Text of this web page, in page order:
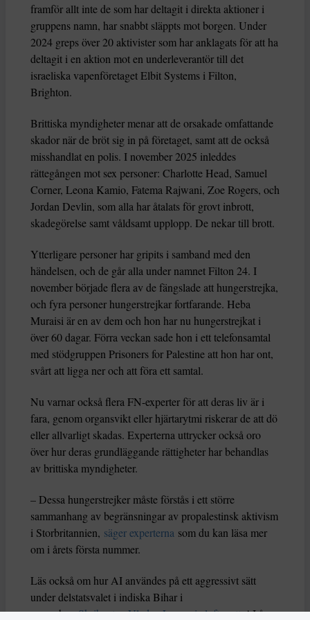
framför allt inte de som har deltagit i direkta aktioner i
gruppens namn, har snabbt släppts mot borgen. Under
2024 greps över 20 aktivister som har anklagats för att ha
deltagit i en aktion mot en underleverantör till det
israeliska vapenföretaget Elbit Systems i Filton,
Brighton.
Brittiska myndigheter menar att de orsakade omfattande
skador när de bröt sig in på företaget, samt att de också
misshandlat en polis. I november 2025 inleddes
rättegången mot sex personer: Charlotte Head, Samuel
Corner, Leona Kamio, Fatema Rajwani, Zoe Rogers, och
Jordan Devlin, som alla har åtalats för grovt inbrott,
skadegörelse samt våldsamt upplopp. De nekar till brott.
Ytterligare personer har gripits i samband med den
händelsen, och de går alla under namnet Filton 24. I
november började flera av de fängslade att hungerstrejka,
och fyra personer hungerstrejkar fortfarande. Heba
Muraisi är en av dem och hon har nu hungerstrejkat i
över 60 dagar. Förra veckan sade hon i ett telefonsamtal
med stödgruppen Prisoners for Palestine att hon har ont,
svårt att ligga ner och att föra ett samtal.
Nu varnar också flera FN-experter för att deras liv är i
fara, genom organsvikt eller hjärtarytmi riskerar de att dö
eller allvarligt skadas. Experterna uttrycker också oro
över hur deras grundläggande rättigheter har behandlas
av brittiska myndigheter.
– Dessa hungerstrejker måste förstås i ett större
sammanhang av begränsningar av propalestinsk aktivism
i Storbritannien, säger experterna som du kan läsa mer
om i årets första nummer.
Läs också om hur AI användes på ett aggressivt sätt
under delstatsvalet i indiska Bihar i
november.Skribenten Vladan Lausevic lyfter attAI å